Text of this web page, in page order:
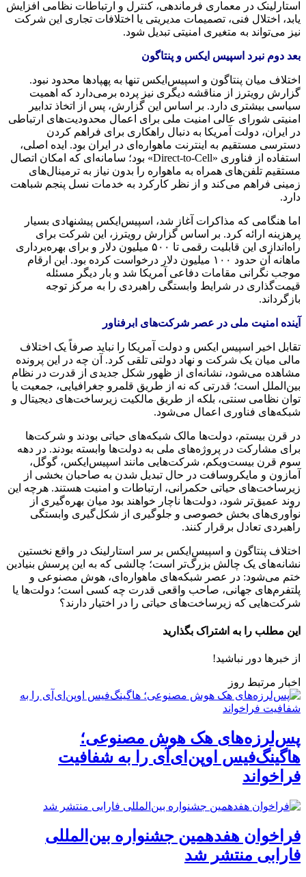
استارلینک در معماری فرماندهی، کنترل و ارتباطات نظامی افزایش
یابد، اختلال فنی، تصمیمات مدیریتی یا اختلافات تجاری این شرکت
نیز می‌تواند به متغیری امنیتی تبدیل شود.
بعد دوم نبرد اسپیس ایکس و پنتاگون
اختلاف میان پنتاگون و اسپیس‌ایکس تنها به پهپادها محدود نبود.
گزارش رویترز از مناقشه دیگری نیز پرده برمی‌دارد که اهمیت
سیاسی بیشتری دارد. بر اساس این گزارش، پس از اتخاذ تدابیر
امنیتی شورای عالی امنیت ملی برای اعمال محدودیت‌های ارتباطی
در ایران، دولت آمریکا به دنبال راهکاری برای فراهم کردن
دسترسی مستقیم به اینترنت ماهواره‌ای در ایران بود. ایده اصلی،
استفاده از فناوری «Direct-to-Cell» بود؛ سامانه‌ای که امکان اتصال
مستقیم تلفن‌های همراه به ماهواره را بدون نیاز به ترمینال‌های
زمینی فراهم می‌کند و از نظر کارکرد به خدمات نسل پنجم شباهت
دارد.
اما هنگامی که مذاکرات آغاز شد، اسپیس‌ایکس پیشنهادی بسیار
پرهزینه ارائه کرد. بر اساس گزارش رویترز، این شرکت برای
راه‌اندازی این قابلیت رقمی تا ۵۰۰ میلیون دلار و برای بهره‌برداری
ماهانه آن حدود ۱۰۰ میلیون دلار درخواست کرده بود. این ارقام
موجب نگرانی مقامات دفاعی آمریکا شد و بار دیگر مسئله
قیمت‌گذاری در شرایط وابستگی راهبردی را به مرکز توجه
بازگرداند.
آینده امنیت ملی در عصر شرکت‌های ابرفناور
تقابل اخیر اسپیس ایکس و دولت آمریکا را نباید صرفاً یک اختلاف
مالی میان یک شرکت و نهاد دولتی تلقی کرد. آن چه در این پرونده
مشاهده می‌شود، نشانه‌ای از ظهور شکل جدیدی از قدرت در نظام
بین‌الملل است؛ قدرتی که نه از طریق قلمرو جغرافیایی، جمعیت یا
توان نظامی سنتی، بلکه از طریق مالکیت زیرساخت‌های دیجیتال و
شبکه‌های فناوری اعمال می‌شود.
در قرن بیستم، دولت‌ها مالک شبکه‌های حیاتی بودند و شرکت‌ها
برای مشارکت در پروژه‌های ملی به دولت‌ها وابسته بودند. در دهه
سوم قرن بیست‌ویکم، شرکت‌هایی مانند اسپیس‌ایکس، گوگل،
آمازون و مایکروسافت در حال تبدیل شدن به صاحبان بخشی از
زیرساخت‌های حیاتی حکمرانی، ارتباطات و امنیت هستند. هرچه این
روند عمیق‌تر شود، دولت‌ها ناچار خواهند بود میان بهره‌گیری از
نوآوری‌های بخش خصوصی و جلوگیری از شکل‌گیری وابستگی
راهبردی تعادل برقرار کنند.
اختلاف پنتاگون و اسپیس‌ایکس بر سر استارلینک در واقع نخستین
نشانه‌های یک چالش بزرگ‌تر است؛ چالشی که به این پرسش بنیادین
ختم می‌شود: در عصر شبکه‌های ماهواره‌ای، هوش مصنوعی و
پلتفرم‌های جهانی، صاحب واقعی قدرت چه کسی است؛ دولت‌ها یا
شرکت‌هایی که زیرساخت‌های حیاتی را در اختیار دارند؟
این مطلب را به اشتراک بگذارید
از خبرها دور نباشید!
اخبار مرتبط روز
پس‌لرزه‌های هک هوش مصنوعی؛
هاگینگ‌فیس اوپن‌ای‌آی را به شفافیت
فراخواند
فراخوان هفدهمین جشنواره بین‌المللی
فارابی منتشر شد